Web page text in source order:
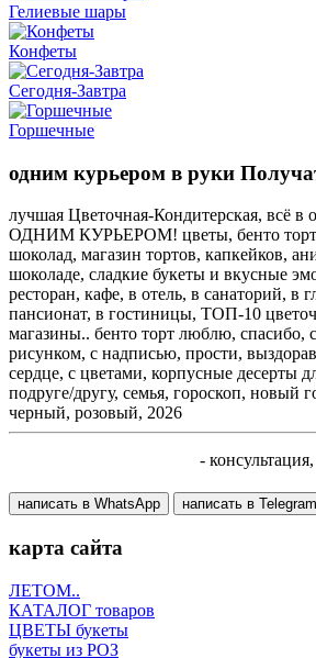
Гелиевые шары
Конфеты
Сегодня-Завтра
Горшечные
одним курьером в руки
лучшая Цветочная-Кондитерская, всё в
ОДНИМ КУРЬЕРОМ! цветы, бенто торт,
шоколад, магазин тортов, капкейков,
шоколаде, сладкие букеты и вкусные
ресторан, кафе, в отель, в санаторий, в
пансионат, в гостиницы, ТОП-10
магазины.. бенто торт люблю, спасибо,
рисунком, с надписью, прости,
сердце, с цветами, корпусные десерты
подруге/другу, семья, гороскоп, новый
черный, розовый, 2026
-
написать в WhatsApp написать в Telegram
карта сайта
ЛЕТОМ..
КАТАЛОГ товаров
ЦВЕТЫ букеты
букеты из РОЗ